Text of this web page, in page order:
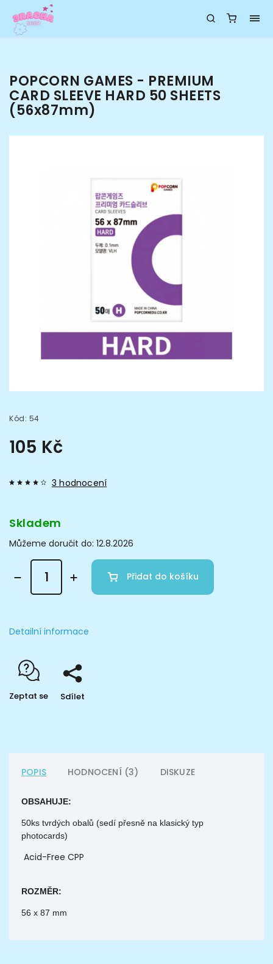
POPCORN GAMES - PREMIUM
CARD SLEEVE HARD 50 SHEETS
(56x87mm)
Kód: 54
105 Kč
3 hodnocení
Skladem
Můžeme doručit do: 12.8.2026
Přidat do košíku
Detailní informace
Zeptat se Sdílet
POPIS HODNOCENÍ (3) DISKUZE
OBSAHUJE:
50ks tvrdých obalů (sedí přesně na klasický typ
photocards)
Acid-Free CPP
ROZMĚR:
56 x 87 mm